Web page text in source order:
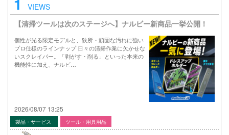
VIEWS
【清掃ツールは次のステージへ】ナルビー新商品一挙公開！
個性が光る限定モデルと、狭所・頑固な汚れに強い
プロ仕様のラインナップ 日々の清掃作業に欠かせな
いスクレイパー。「剥がす・削る」といった本来の
機能性に加え、ナルビ…
2026/08/07 13:25
製品・サービス ツール・用具用品